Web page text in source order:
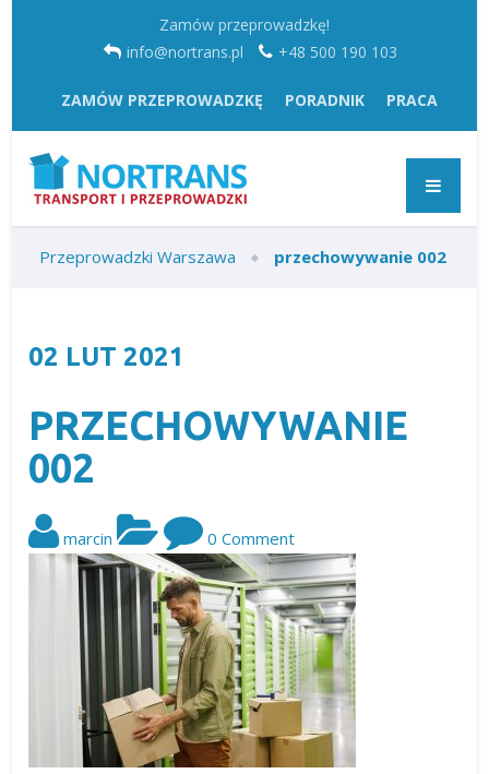
Zamów przeprowadzkę!
info@nortrans.pl
+48 500 190 103
ZAMÓW PRZEPROWADZKĘ PORADNIK PRACA
Przeprowadzki Warszawa przechowywanie 002
02 LUT2021
PRZECHOWYWANIE
002
marcin 0 Comment